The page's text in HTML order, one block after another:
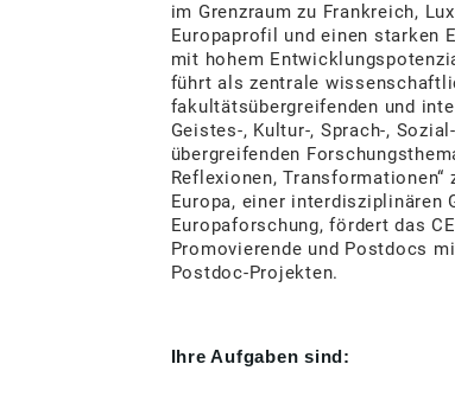
im Grenzraum zu Frankreich,
Europaprofil und einen starken
mit hohem
führt als zentrale
fakultätsübergreifenden und
Geistes-, Kultur-, Sprach-,
übergreifenden
Reflexionen,
Europa, einer interdisziplinären
Europaforschung, fördert das
Promovierende und Postdocs
Postdoc-Projekten.
Ihre Aufgaben sind: